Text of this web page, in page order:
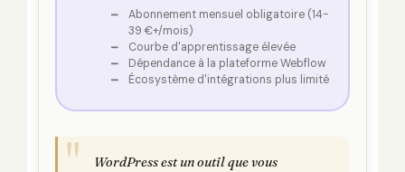
Abonnement mensuel obligatoire (14-
39 €+/mois)
Courbe d'apprentissage élevée
Dépendance à la plateforme Webflow
Écosystème d'intégrations plus limité
WordPress est un outil que vous